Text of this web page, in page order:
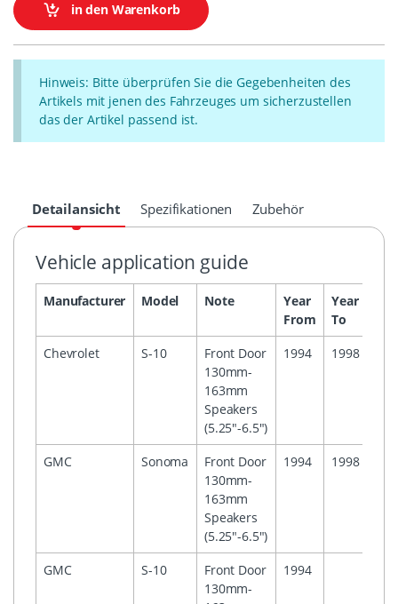
in den Warenkorb
Hinweis: Bitte überprüfen Sie die Gegebenheiten des
Artikels mit jenen des Fahrzeuges um sicherzustellen
das der Artikel passend ist.
Detailansicht Spezifikationen Zubehör
Vehicle application guide
Manufacturer Model Note
Year
From
Year
To
Chevrolet S-10
Front Door
130mm-
163mm
Speakers
(5.25"-6.5")
1994 1998
GMC Sonoma
Front Door
130mm-
163mm
Speakers
(5.25"-6.5")
1994 1998
GMC S-10
Front Door
130mm-
1994